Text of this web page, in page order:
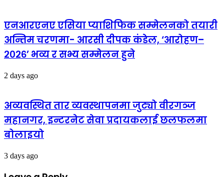
एनआरएनए एसिया प्याशिफिक सम्मेलनको तयारी
अन्तिम चरणमा- आरसी दीपक कंडेल, ‘आरोहण–
२०२६’ भव्य र सभ्य सम्मेलन हुने
2 days ago
अव्यवस्थित तार व्यवस्थापनमा जुट्यो वीरगञ्ज
महानगर, इन्टरनेट सेवा प्रदायकलाई छलफलमा
बोलाइयो
3 days ago